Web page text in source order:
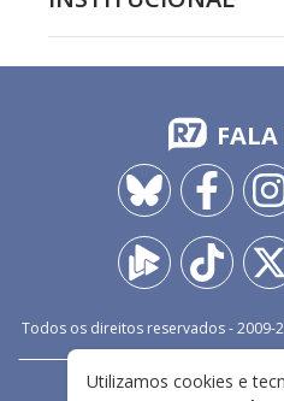
Todos os direitos reservados - 2009-
FALE
Utilizamos cookies e